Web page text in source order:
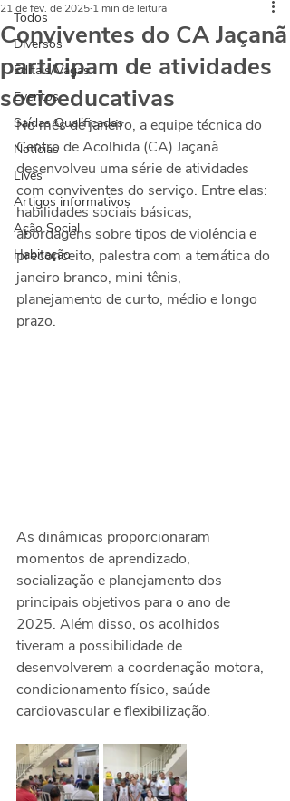
Todos
Diversos
Editais/Vagas
Eventos
Saídas Qualificadas
Notícias
Lives
Artigos informativos
Ação Social
Habitação
Conviventes do CA Jaçanã
participam de atividades
socioeducativas
21 de fev. de 2025 1 min de leitura
No mês de janeiro, a equipe técnica do
Centro de Acolhida (CA) Jaçanã
desenvolveu uma série de atividades
com conviventes do serviço. Entre elas:
habilidades sociais básicas,
abordagens sobre tipos de violência e
preconceito, palestra com a temática do
janeiro branco, mini tênis,
planejamento de curto, médio e longo
prazo.
As dinâmicas proporcionaram
momentos de aprendizado,
socialização e planejamento dos
principais objetivos para o ano de
2025. Além disso, os acolhidos
tiveram a possibilidade de
desenvolverem a coordenação motora,
condicionamento físico, saúde
cardiovascular e flexibilização.